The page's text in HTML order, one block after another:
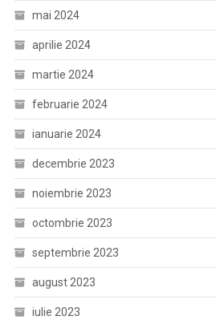
mai 2024
aprilie 2024
martie 2024
februarie 2024
ianuarie 2024
decembrie 2023
noiembrie 2023
octombrie 2023
septembrie 2023
august 2023
iulie 2023